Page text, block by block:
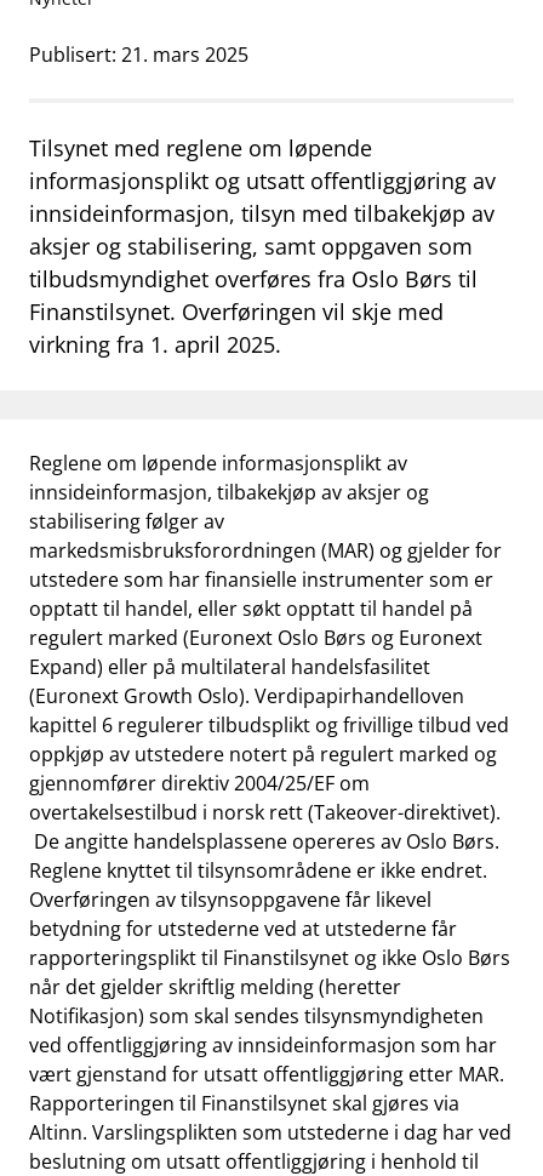
work_outline
dashboardInformasjon for investorer
Publisert: 21. mars 2025
Tilsynet med reglene om løpende
informasjonsplikt og utsatt offentliggjøring av
innsideinformasjon, tilsyn med tilbakekjøp av
aksjer og stabilisering, samt oppgaven som
tilbudsmyndighet overføres fra Oslo Børs til
Finanstilsynet. Overføringen vil skje med
virkning fra 1. april 2025.
Reglene om løpende informasjonsplikt av
innsideinformasjon, tilbakekjøp av aksjer og
stabilisering følger av
markedsmisbruksforordningen (MAR) og gjelder for
utstedere som har finansielle instrumenter som er
opptatt til handel, eller søkt opptatt til handel på
regulert marked (Euronext Oslo Børs og Euronext
Expand) eller på multilateral handelsfasilitet
(Euronext Growth Oslo). Verdipapirhandelloven
kapittel 6 regulerer tilbudsplikt og frivillige tilbud ved
oppkjøp av utstedere notert på regulert marked og
gjennomfører direktiv 2004/25/EF om
overtakelsestilbud i norsk rett (Takeover-direktivet).
De angitte handelsplassene opereres av Oslo Børs.
Reglene knyttet til tilsynsområdene er ikke endret.
Overføringen av tilsynsoppgavene får likevel
betydning for utstederne ved at utstederne får
rapporteringsplikt til Finanstilsynet og ikke Oslo Børs
når det gjelder skriftlig melding (heretter
Notifikasjon) som skal sendes tilsynsmyndigheten
ved offentliggjøring av innsideinformasjon som har
vært gjenstand for utsatt offentliggjøring etter MAR.
Rapporteringen til Finanstilsynet skal gjøres via
Altinn. Varslingsplikten som utstederne i dag har ved
beslutning om utsatt offentliggjøring i henhold til